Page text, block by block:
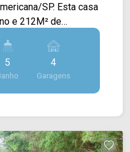
SP. Esta casa
e 212M² de
sala de estar e
toda planejada e
gourmet com
e área de serviço. >
> 05 banheiros,
à Rod.
5 4
Garagens